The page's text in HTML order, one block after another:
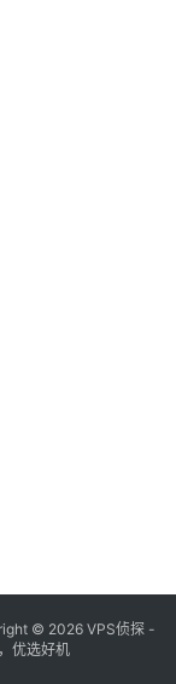
© 2026 VPS侦探 -
优选好机